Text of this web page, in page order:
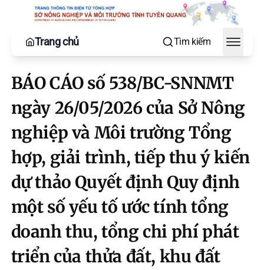
Trang chủ Tìm kiếm
Toggle
BÁO CÁO số 538/BC-SNNMT
ngày 26/05/2026 của Sở Nông
nghiệp và Môi trường Tổng
hợp, giải trình, tiếp thu ý kiến
dự thảo Quyết định Quy định
một số yếu tố ước tính tổng
doanh thu, tổng chi phí phát
triển của thửa đất, khu đất